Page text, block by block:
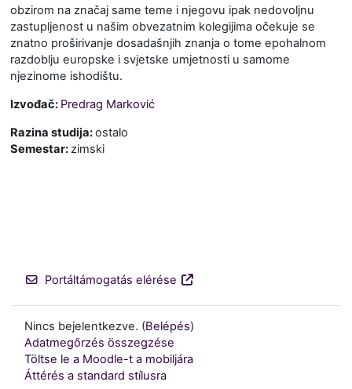
obzirom na značaj same teme i njegovu ipak nedovoljnu
zastupljenost u našim obvezatnim kolegijima očekuje se
znatno proširivanje dosadašnjih znanja o tome epohalnom
razdoblju europske i svjetske umjetnosti u samome
njezinome ishodištu.
Izvođač: Predrag Marković
Razina studija:ostalo
Semestar:zimski
Portáltámogatás elérése
Nincs bejelentkezve. (Belépés)
Adatmegőrzés összegzése
Töltse le a Moodle-t a mobiljára
Áttérés a standard stílusra